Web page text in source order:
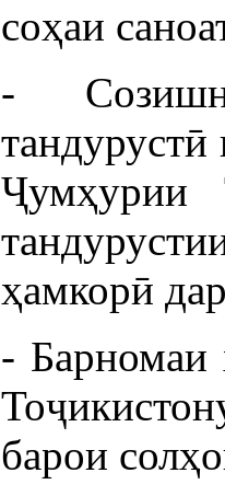
соҳаи
-
Ҷумҳурии
ҳамкорӣ
- Барномаи
барои